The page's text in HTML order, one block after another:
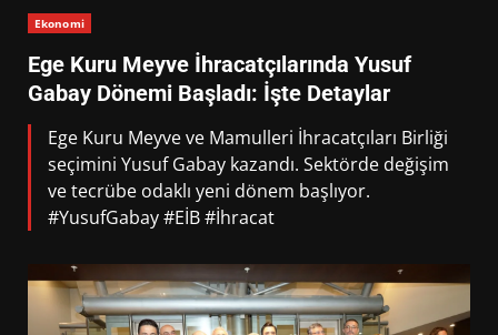
Ekonomi
Ege Kuru Meyve İhracatçılarında Yusuf
Gabay Dönemi Başladı: İşte Detaylar
Ege Kuru Meyve ve Mamulleri İhracatçıları Birliği
seçimini Yusuf Gabay kazandı. Sektörde değişim
ve tecrübe odaklı yeni dönem başlıyor.
#YusufGabay #EİB #İhracat